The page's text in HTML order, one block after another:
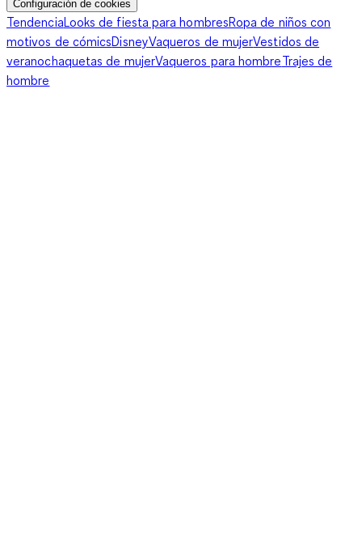
Configuración de cookies
TendenciaLooks de fiesta para hombresRopa de niños con
motivos de cómicsDisneyVaqueros de mujerVestidos de
veranochaquetas de mujerVaqueros para hombreTrajes de
hombre